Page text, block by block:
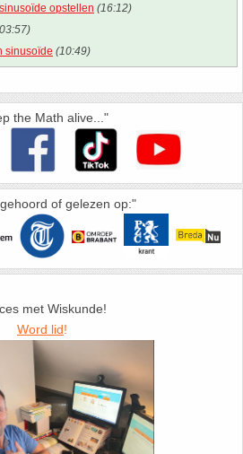
opstellen (16:12)
sinusoïde (10:49)
the Math alive..."
of gelezen op:"
met Wiskunde!
Word lid!